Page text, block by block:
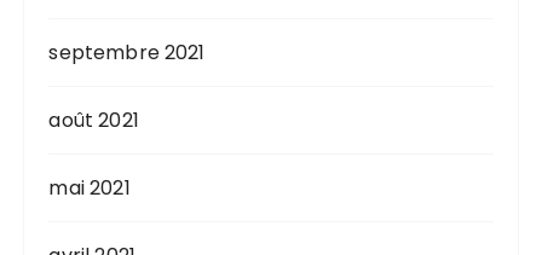
septembre 2021
août 2021
mai 2021